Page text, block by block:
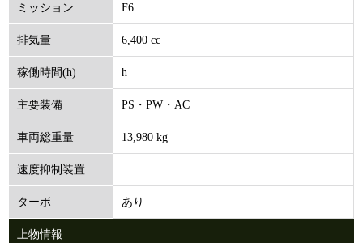
ミッション F6
排気量 6,400 cc
稼働時間(h) h
主要装備 PS・PW・AC
車両総重量 13,980 kg
速度抑制装置
ターボ あり
上物情報